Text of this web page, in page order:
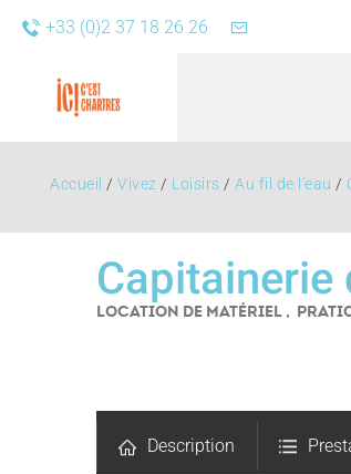
+33 (0)2 37 18 26 26
Accueil / Vivez / Loisirs / Au fil de l'eau /
Capitainerie
LOCATION DE MATÉRIEL ,
Description